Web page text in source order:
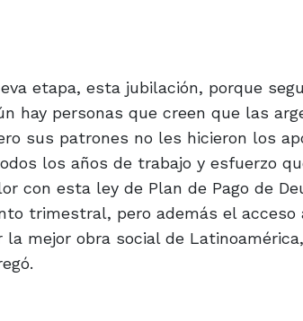
etapa, esta jubilación, porque
hay personas que creen que las
sus patrones no les hicieron los
los años de trabajo y esfuerzo
con esta ley de Plan de Pago de
trimestral, pero además el
mejor obra social de